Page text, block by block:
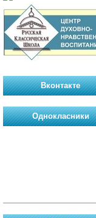
Вконтакте
Однокласники